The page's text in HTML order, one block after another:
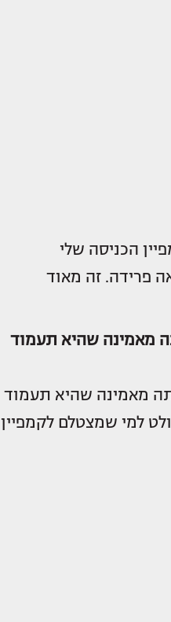
הכניסה שלי
פרידה. זה מאוד
מאמינה שהיא תעמוד
מאמינה שהיא תעמוד
למי שמצטלם לקמפיין